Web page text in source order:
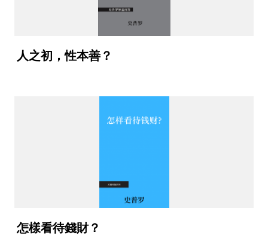
人之初，性本善？
怎樣看待錢財？